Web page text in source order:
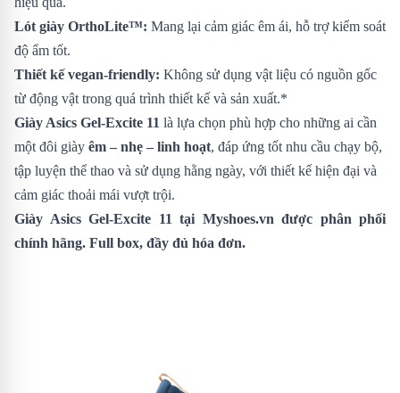
Lót giày OrthoLite™: Mang lại cảm giác êm ái, hỗ trợ kiểm soát
độ ẩm tốt.
Thiết kế vegan-friendly: Không sử dụng vật liệu có nguồn gốc
từ động vật trong quá trình thiết kế và sản xuất.*
Giày Asics Gel-Excite 11 là lựa chọn phù hợp cho những ai cần
một đôi giày êm – nhẹ – linh hoạt, đáp ứng tốt nhu cầu chạy bộ,
tập luyện thể thao và sử dụng hằng ngày, với thiết kế hiện đại và
cảm giác thoải mái vượt trội.
Giày Asics Gel-Excite 11 tại Myshoes.vn được phân phối
chính hãng. Full box, đầy đủ hóa đơn.